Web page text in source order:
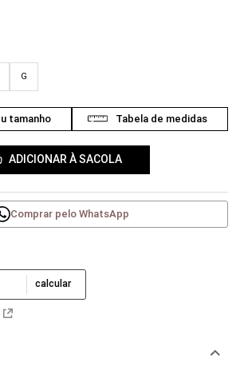
G
ADICIONAR À SACOLA
Comprar pelo WhatsApp
calcular